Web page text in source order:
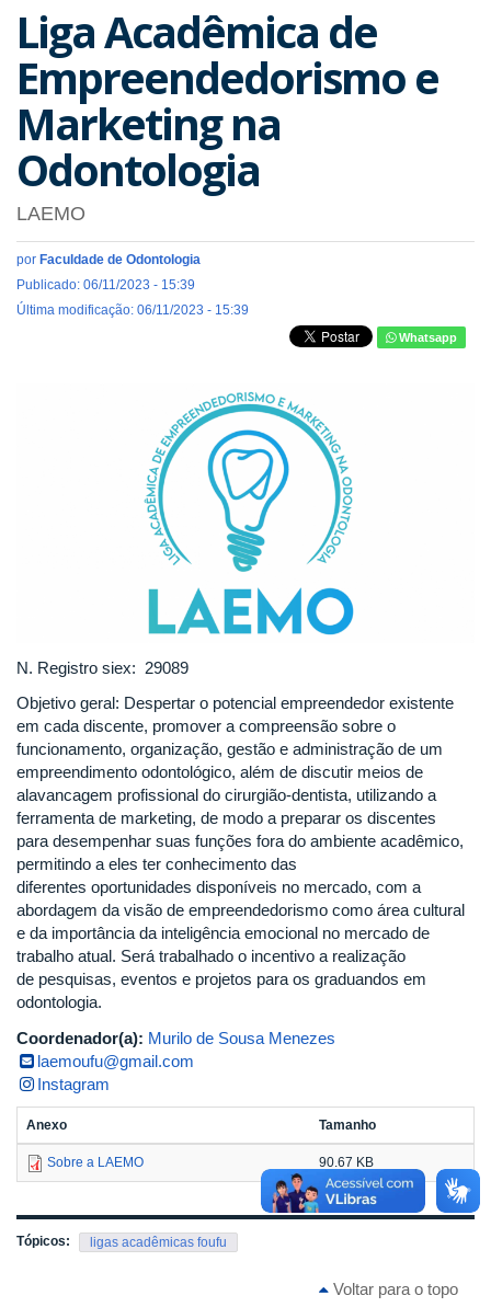
Liga Acadêmica de
Empreendedorismo e
Marketing na
Odontologia
LAEMO
por Faculdade de Odontologia
Publicado: 06/11/2023 - 15:39
Última modificação: 06/11/2023 - 15:39
Whatsapp
N. Registro siex: 29089
Objetivo geral: Despertar o potencial empreendedor existente
em cada discente, promover a compreensão sobre o
funcionamento, organização, gestão e administração de um
empreendimento odontológico, além de discutir meios de
alavancagem profissional do cirurgião-dentista, utilizando a
ferramenta de marketing, de modo a preparar os discentes
para desempenhar suas funções fora do ambiente acadêmico,
permitindo a eles ter conhecimento das
diferentes oportunidades disponíveis no mercado, com a
abordagem da visão de empreendedorismo como área cultural
e da importância da inteligência emocional no mercado de
trabalho atual. Será trabalhado o incentivo a realização
de pesquisas, eventos e projetos para os graduandos em
odontologia.
Coordenador(a): Murilo de Sousa Menezes
laemoufu@gmail.com
Instagram
Anexo Tamanho
Sobre a LAEMO 90.67 KB
Tópicos: ligas acadêmicas foufu
Voltar para o topo